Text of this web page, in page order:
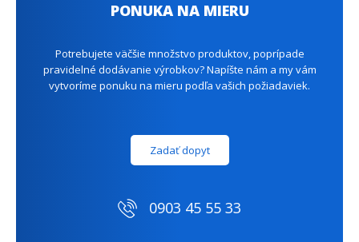
PONUKA NA MIERU
Potrebujete väčšie množstvo produktov, poprípade
pravidelné dodávanie výrobkov? Napíšte nám a my vám
vytvoríme ponuku na mieru podľa vašich požiadaviek.
Zadať dopyt
0903 45 55 33